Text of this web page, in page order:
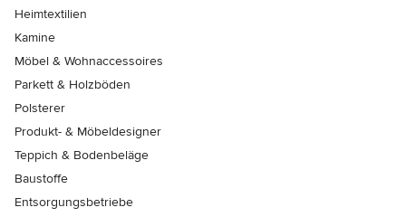
Heimtextilien
Kamine
Möbel & Wohnaccessoires
Parkett & Holzböden
Polsterer
Produkt- & Möbeldesigner
Teppich & Bodenbeläge
Baustoffe
Entsorgungsbetriebe